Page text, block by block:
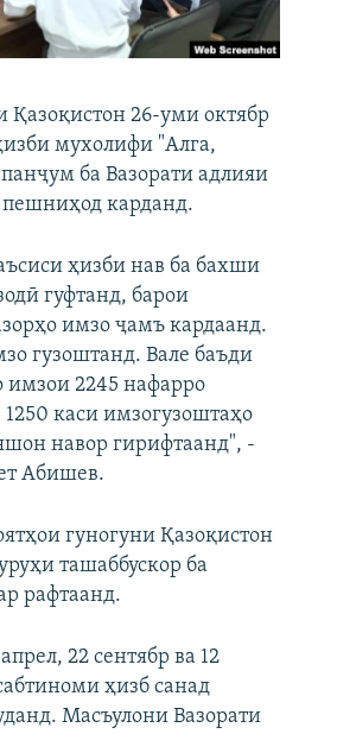
RFE/RL
Қазоқистон 26-уми октябр
мухолифи "Алга,
ба Вазорати адлияи
карданд.
ҳизби нав ба бахши
гуфтанд, барои
имзо ҷамъ кардаанд.
гузоштанд. Вале баъди
2245 нафарро
каси имзогузоштаҳо
навор гирифтаанд", -
Абишев.
гуногуни Қазоқистон
ташаббускор ба
рафтаанд.
22 сентябр ва 12
ҳизб санад
Масъулони Вазорати